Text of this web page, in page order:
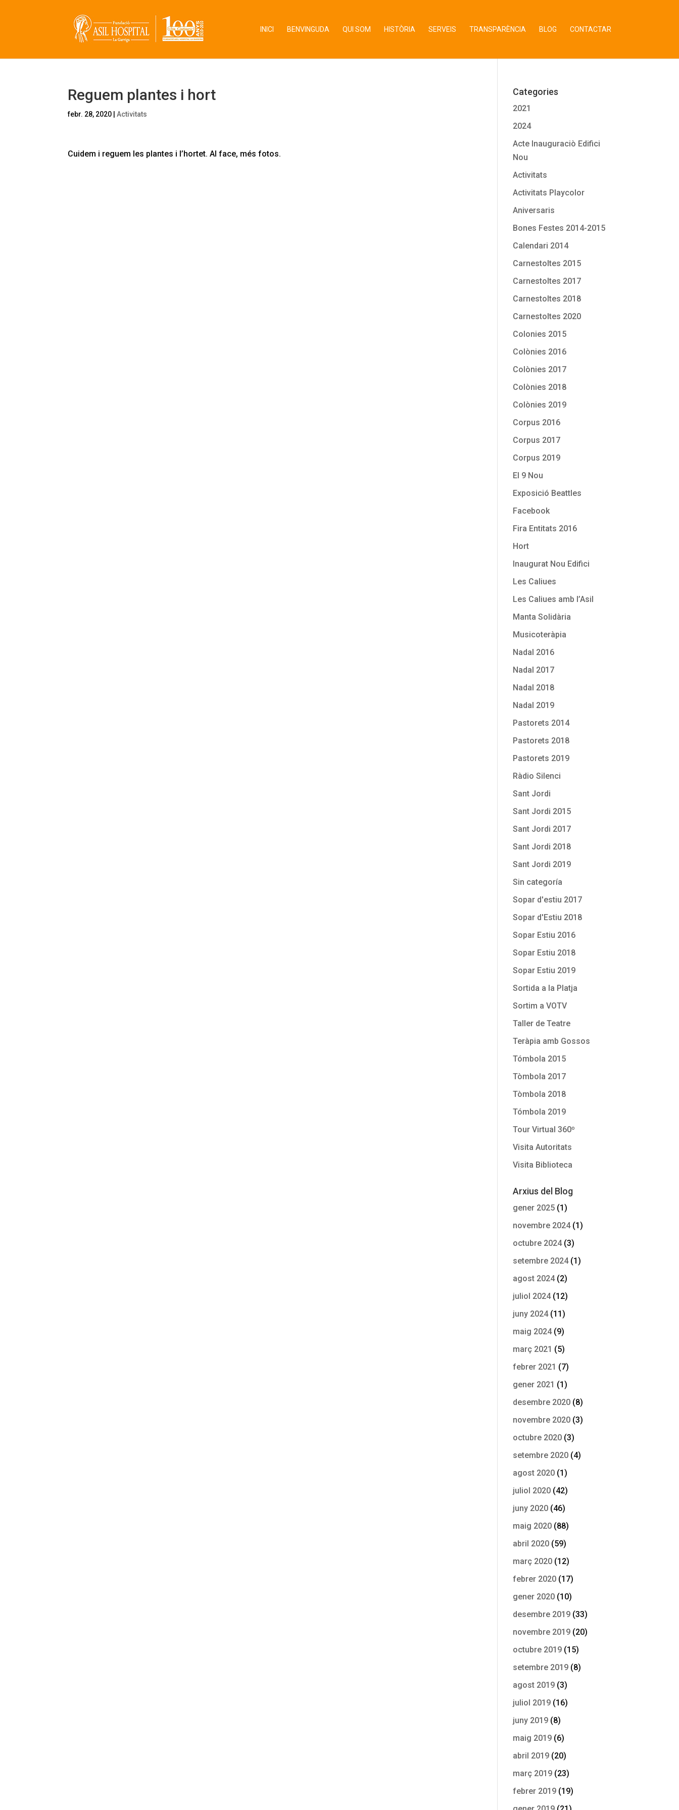
INICI BENVINGUDA QUI SOM HISTÒRIA SERVEIS TRANSPARÈNCIA BLOG CONTACTAR
Reguem plantes i hort
febr. 28, 2020 |Activitats
Cuidem i reguem les plantes i l’hortet. Al face, més fotos.
Categories
2021
2024
Acte Inauguraciò Edifici
Nou
Activitats
Activitats Playcolor
Aniversaris
Bones Festes 2014-2015
Calendari 2014
Carnestoltes 2015
Carnestoltes 2017
Carnestoltes 2018
Carnestoltes 2020
Colonies 2015
Colònies 2016
Colònies 2017
Colònies 2018
Colònies 2019
Corpus 2016
Corpus 2017
Corpus 2019
El 9 Nou
Exposició Beattles
Facebook
Fira Entitats 2016
Hort
Inaugurat Nou Edifici
Les Caliues
Les Caliues amb l’Asil
Manta Solidària
Musicoteràpia
Nadal 2016
Nadal 2017
Nadal 2018
Nadal 2019
Pastorets 2014
Pastorets 2018
Pastorets 2019
Ràdio Silenci
Sant Jordi
Sant Jordi 2015
Sant Jordi 2017
Sant Jordi 2018
Sant Jordi 2019
Sin categoría
Sopar d'estiu 2017
Sopar d'Estiu 2018
Sopar Estiu 2016
Sopar Estiu 2018
Sopar Estiu 2019
Sortida a la Platja
Sortim a VOTV
Taller de Teatre
Teràpia amb Gossos
Tómbola 2015
Tòmbola 2017
Tòmbola 2018
Tómbola 2019
Tour Virtual 360º
Visita Autoritats
Visita Biblioteca
Arxius del Blog
gener 2025 (1)
novembre 2024(1)
octubre 2024(3)
setembre 2024(1)
agost 2024(2)
juliol 2024(12)
juny 2024(11)
maig 2024(9)
març 2021 (5)
febrer 2021 (7)
gener 2021 (1)
desembre 2020 (8)
novembre 2020 (3)
octubre 2020 (3)
setembre 2020 (4)
agost 2020 (1)
juliol 2020 (42)
juny 2020 (46)
maig 2020 (88)
abril 2020 (59)
març 2020 (12)
febrer 2020 (17)
gener 2020 (10)
desembre 2019 (33)
novembre 2019 (20)
octubre 2019 (15)
setembre 2019 (8)
agost 2019 (3)
juliol 2019 (16)
juny 2019 (8)
maig 2019 (6)
abril 2019 (20)
març 2019 (23)
febrer 2019 (19)